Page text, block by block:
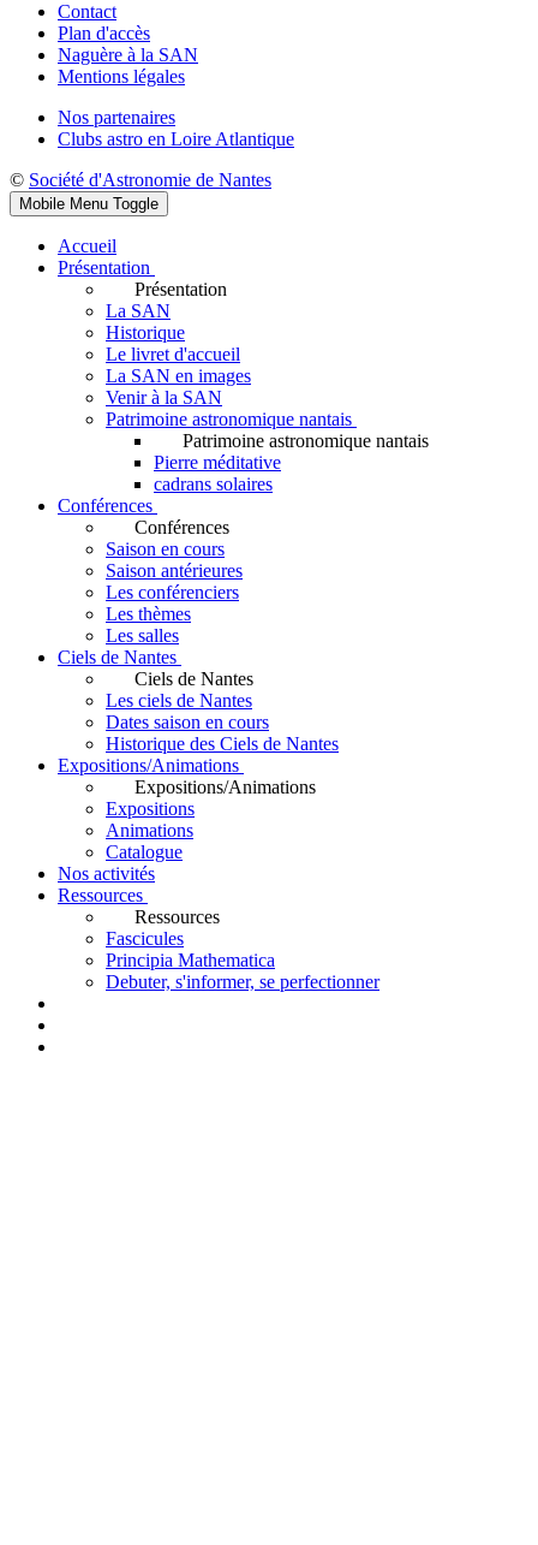
Contact
Plan d'accès
Naguère à la SAN
Mentions légales
Nos partenaires
Clubs astro en Loire Atlantique
© Société d'Astronomie de Nantes
Mobile Menu Toggle
Accueil
Présentation
Présentation
La SAN
Historique
Le livret d'accueil
La SAN en images
Venir à la SAN
Patrimoine astronomique nantais
Patrimoine astronomique nantais
Pierre méditative
cadrans solaires
Conférences
Conférences
Saison en cours
Saison antérieures
Les conférenciers
Les thèmes
Les salles
Ciels de Nantes
Ciels de Nantes
Les ciels de Nantes
Dates saison en cours
Historique des Ciels de Nantes
Expositions/Animations
Expositions/Animations
Expositions
Animations
Catalogue
Nos activités
Ressources
Ressources
Fascicules
Principia Mathematica
Debuter, s'informer, se perfectionner